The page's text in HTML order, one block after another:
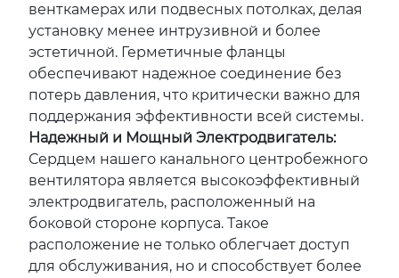
венткамерах или подвесных потолках, делая
установку менее интрузивной и более
эстетичной. Герметичные фланцы
обеспечивают надежное соединение без
потерь давления, что критически важно для
поддержания эффективности всей системы.
Надежный и Мощный Электродвигатель:
Сердцем нашего канального центробежного
вентилятора является высокоэффективный
электродвигатель, расположенный на
боковой стороне корпуса. Такое
расположение не только облегчает доступ
для обслуживания, но и способствует более